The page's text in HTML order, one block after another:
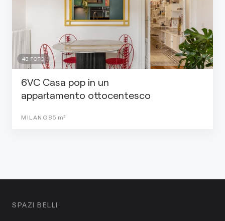
40 FOTO
6VC Casa pop in un
appartamento ottocentesco
MILANO 85 m²
SPAZI BELLI